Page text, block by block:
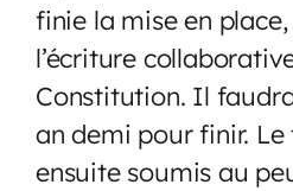
finie la mise en
l’écriture
Constitution. Il
an demi pour finir. Le
ensuite soumis au